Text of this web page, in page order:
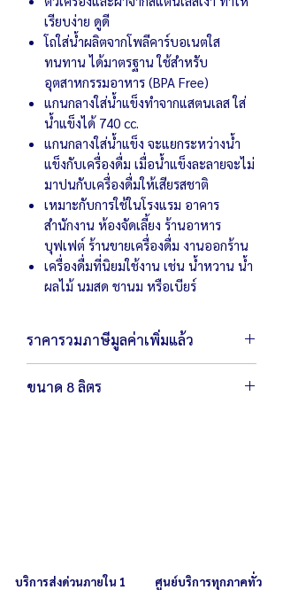
เรียบง่าย ดูดี
โถใส่น้ำผลิตจากโพลีคาร์บอเนตใส
ทนทาน ได้มาตรฐาน ใช้สำหรับ
อุตสาหกรรมอาหาร (BPA Free)
แกนกลางใส่น้ำแข็งทำจากแสตนเลส ใส่
น้ำแข็งได้ 740 cc.
แกนกลางใส่น้ำแข็ง จะแยกระหว่างน้ำ
แข็งกับเครื่องดื่ม เมื่อน้ำแข็งละลายจะไม่
มาปนกับเครื่องดื่มให้เสียรสชาติ
เหมาะกับการใช้ในโรงแรม อาคาร
สำนักงาน ห้องจัดเลี้ยง ร้านอาหาร
บุฟเฟต์ ร้านขายเครื่องดื่ม งานออกร้าน
เครื่องดื่มที่นิยมใช้งาน เช่น น้ำหวาน น้ำ
ผลไม้ นมสด ชานม หรือเบียร์
ราคารวมภาษีมูลค่าเพิ่มแล้ว
ขนาด 8 ลิตร
บริการส่งด่วนภายใน 1
ศูนย์บริการทุกภาคทั่ว